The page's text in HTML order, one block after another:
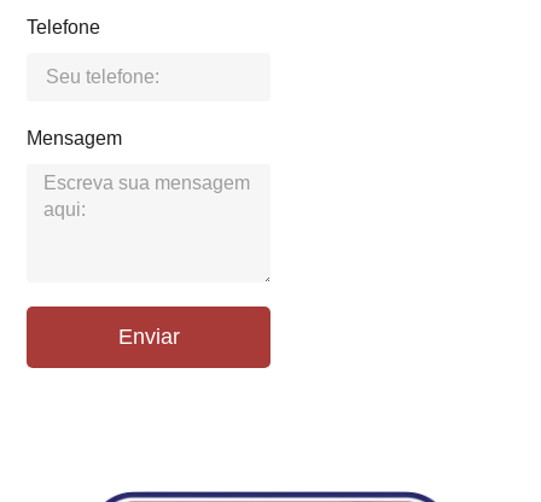
Telefone
Mensagem
Enviar